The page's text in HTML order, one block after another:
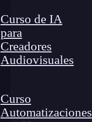
Curso de IA
para
Creadores
Audiovisuales
Curso
Automatizaciones